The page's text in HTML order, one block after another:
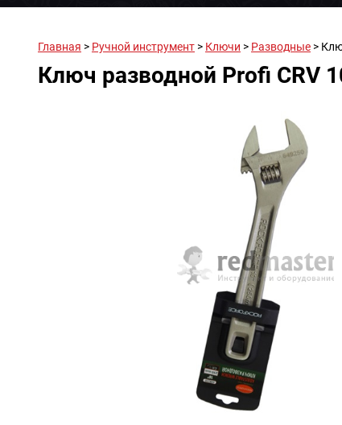
Главная > Ручной инструмент > Ключи > Разводные >
Ключ разводной Profi CRV